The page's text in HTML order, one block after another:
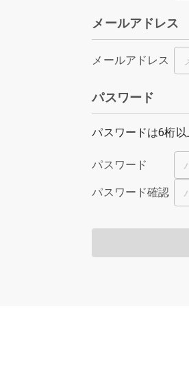
メールアドレス
メールアドレス
パスワード
パスワードは6桁以
パスワード
パスワード確認